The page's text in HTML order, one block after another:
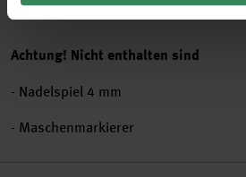
Achtung! Nicht enthalten sind
- Nadelspiel 4 mm
- Maschenmarkierer